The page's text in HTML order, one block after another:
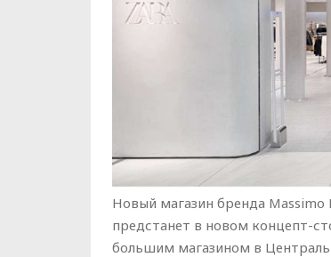
Новый магазин бренда
предстанет в новом концепт-
большим магазином в